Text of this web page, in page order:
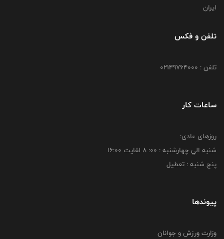
ایران
تلفن و فکس
تلفن : 02149764000
ساعات کار
روزهای عادی:
شنبه الي چهارشنبه : 00: 8 لغايت 16:00
پنج شنبه : تعطیل
پیوندها
وزارت ورزش و جوانان